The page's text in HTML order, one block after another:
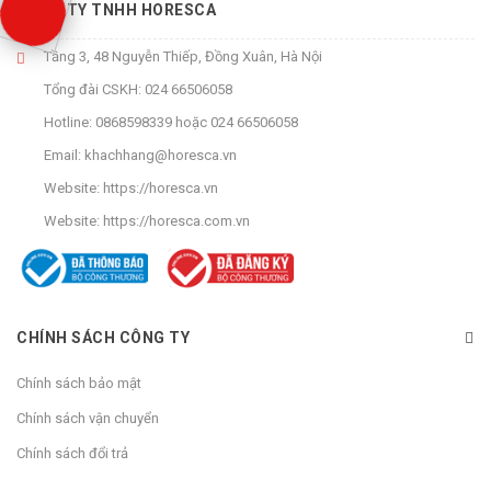
CÔNG TY TNHH HORESCA
Tầng 3, 48 Nguyễn Thiếp, Đồng Xuân, Hà Nội
Tổng đài CSKH: 024 66506058
Hotline: 0868598339 hoặc 024 66506058
Email: khachhang@horesca.vn
Website: https://horesca.vn
Website: https://horesca.com.vn
CHÍNH SÁCH CÔNG TY
Chính sách bảo mật
Chính sách vận chuyển
Chính sách đổi trả